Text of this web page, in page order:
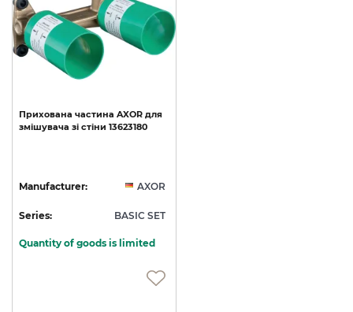
Прихована частина AXOR для
змішувача зі стіни 13623180
Manufacturer: AXOR
Series: BASIC SET
Quantity of goods is limited